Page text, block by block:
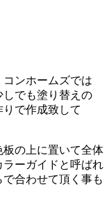
ンホームズでは
でも塗り替えの
で作成致して
の上に置いて全体
ーガイドと呼ばれ
合わせて頂く事も